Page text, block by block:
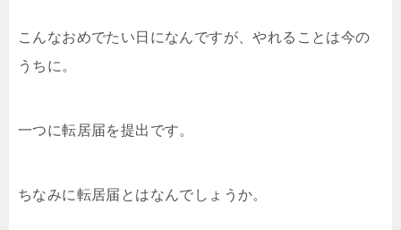
こんなおめでたい日になんですが、やれることは今の
うちに。
一つに転居届を提出です。
ちなみに転居届とはなんでしょうか。